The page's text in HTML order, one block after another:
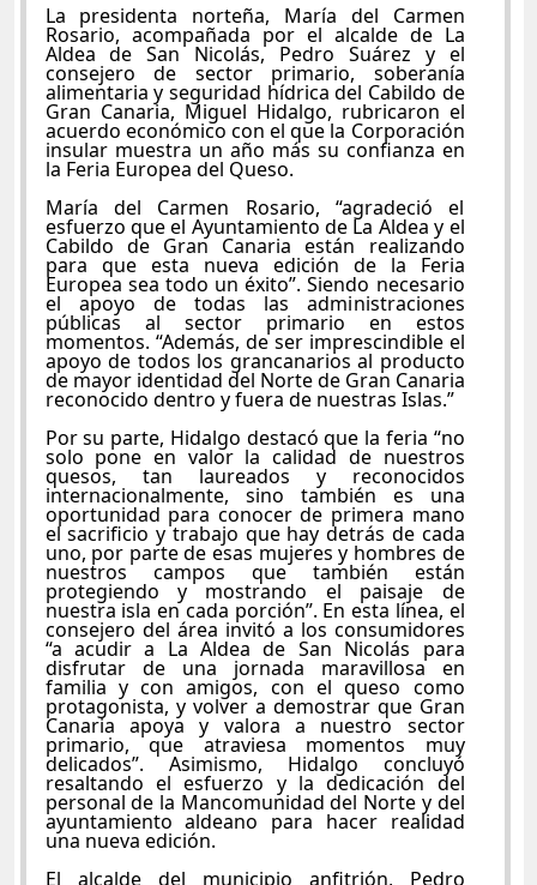
La presidenta norteña, María del Carmen
Rosario, acompañada por el alcalde de La
Aldea de San Nicolás, Pedro Suárez y el
consejero de sector primario, soberanía
alimentaria y seguridad hídrica del Cabildo de
Gran Canaria, Miguel Hidalgo, rubricaron el
acuerdo económico con el que la Corporación
insular muestra un año más su confianza en
la Feria Europea del Queso.
María del Carmen Rosario, “agradeció el
esfuerzo que el Ayuntamiento de La Aldea y el
Cabildo de Gran Canaria están realizando
para que esta nueva edición de la Feria
Europea sea todo un éxito”. Siendo necesario
el apoyo de todas las administraciones
públicas al sector primario en estos
momentos. “Además, de ser imprescindible el
apoyo de todos los grancanarios al producto
de mayor identidad del Norte de Gran Canaria
reconocido dentro y fuera de nuestras Islas.”
Por su parte, Hidalgo destacó que la feria “no
solo pone en valor la calidad de nuestros
quesos, tan laureados y reconocidos
internacionalmente, sino también es una
oportunidad para conocer de primera mano
el sacrificio y trabajo que hay detrás de cada
uno, por parte de esas mujeres y hombres de
nuestros campos que también están
protegiendo y mostrando el paisaje de
nuestra isla en cada porción”. En esta línea, el
consejero del área invitó a los consumidores
“a acudir a La Aldea de San Nicolás para
disfrutar de una jornada maravillosa en
familia y con amigos, con el queso como
protagonista, y volver a demostrar que Gran
Canaria apoya y valora a nuestro sector
primario, que atraviesa momentos muy
delicados”. Asimismo, Hidalgo concluyó
resaltando el esfuerzo y la dedicación del
personal de la Mancomunidad del Norte y del
ayuntamiento aldeano para hacer realidad
una nueva edición.
El alcalde del municipio anfitrión, Pedro